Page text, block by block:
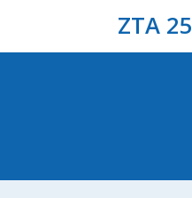
ZTA 25